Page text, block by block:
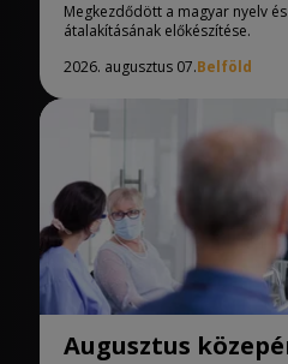
Megkezdődött a magyar nyelv
átalakításának előkészítése.
2026. augusztus 07.Belföld
Augusztus